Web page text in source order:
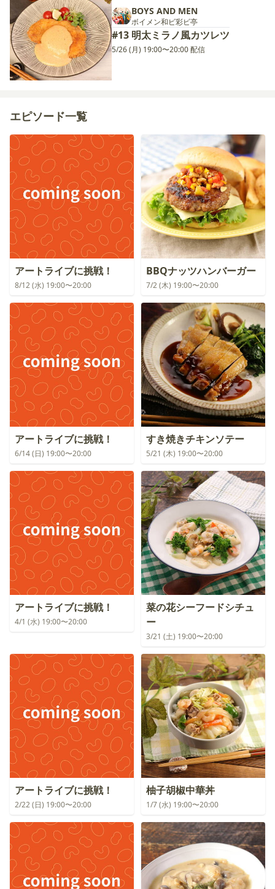
BOYS AND MEN
ボイメン和ビ彩ビ亭
#13 明太ミラノ風カツレツ
5/26 (月) 19:00〜20:00 配信
エピソード一覧
アートライブに挑戦！
8/12 (水) 19:00〜20:00
BBQナッツハンバーガー
7/2 (木) 19:00〜20:00
アートライブに挑戦！
6/14 (日) 19:00〜20:00
すき焼きチキンソテー
5/21 (木) 19:00〜20:00
アートライブに挑戦！
4/1 (水) 19:00〜20:00
菜の花シーフードシチュ
ー
3/21 (土) 19:00〜20:00
アートライブに挑戦！
2/22 (日) 19:00〜20:00
柚子胡椒中華丼
1/7 (水) 19:00〜20:00